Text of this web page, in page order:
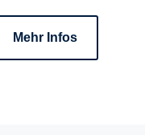
Mehr Infos